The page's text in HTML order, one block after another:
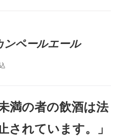
ンペールエール
未満の者の飲酒は法
されています。」